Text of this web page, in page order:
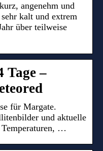
angenehm und
kalt und extrem
über teilweise
Tage –
für Margate.
und aktuelle
…